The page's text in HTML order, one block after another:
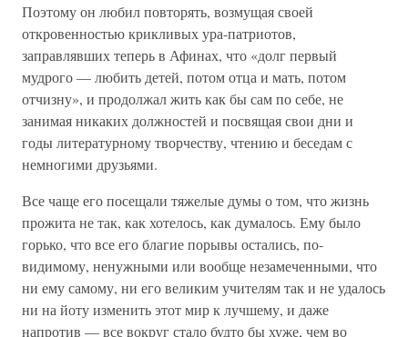
Поэтому он любил повторять, возмущая своей
откровенностью крикливых ура-патриотов,
заправлявших теперь в Афинах, что «долг первый
мудрого — любить детей, потом отца и мать, потом
отчизну», и продолжал жить как бы сам по себе, не
занимая никаких должностей и посвящая свои дни и
годы литературному творчеству, чтению и беседам с
немногими друзьями.
Все чаще его посещали тяжелые думы о том, что жизнь
прожита не так, как хотелось, как думалось. Ему было
горько, что все его благие порывы остались, по-
видимому, ненужными или вообще незамеченными, что
ни ему самому, ни его великим учителям так и не удалось
ни на йоту изменить этот мир к лучшему, и даже
напротив — все вокруг стало будто бы хуже, чем во